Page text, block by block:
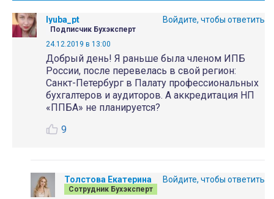
lyuba_pt
Подписчик Бухэксперт
24.12.2019 в 13:00
Добрый день! Я раньше была членом ИПБ
России, после перевелась в свой регион:
Санкт-Петербург в Палату профессиональных
бухгалтеров и аудиторов. А аккредитация НП
«ППБА» не планируется?
9
Войдите, чтобы ответить
Толстова Екатерина
Сотрудник Бухэксперт
Войдите, чтобы ответить